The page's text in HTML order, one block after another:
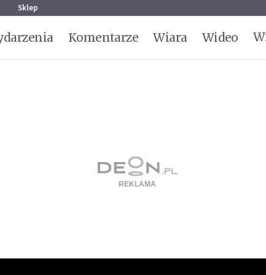
Sklep
Komentarze Wiara Wideo